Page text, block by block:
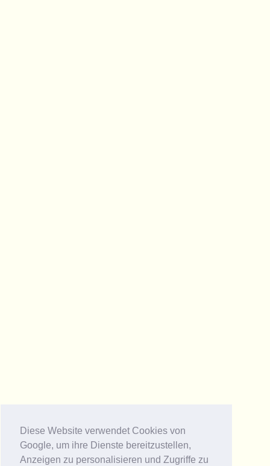
Diese Website verwendet Cookies von
Google, um ihre Dienste bereitzustellen,
Anzeigen zu personalisieren und Zugriffe zu